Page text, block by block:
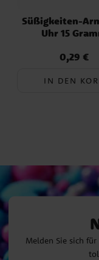
Süßigkeiten-
Uhr 15
Preis:0,29 €
0,29 €
IN DEN
Melden Sie sich